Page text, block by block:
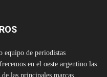
equipo de periodistas
en el oeste argentino las
las principales marcas,